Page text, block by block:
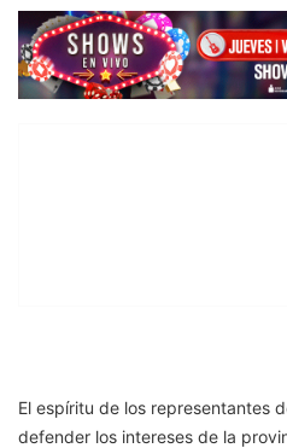
El espíritu de los representantes
defender los intereses de la